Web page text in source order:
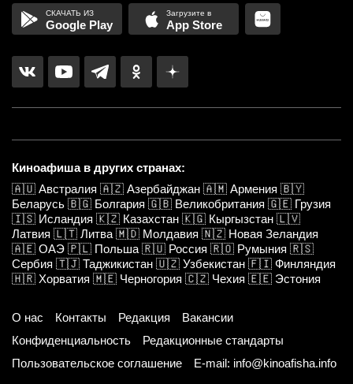
Google Play App Store
Киноафиша в других странах:
🇦🇺 Австралия 🇦🇿 Азербайджан 🇦🇲 Армения 🇧🇾
Беларусь 🇧🇬 Болгария 🇬🇧 Великобритания 🇬🇪 Грузия
🇮🇸 Исландия 🇰🇿 Казахстан 🇰🇬 Кыргызстан 🇱🇻
Латвия 🇱🇹 Литва 🇲🇩 Молдавия 🇳🇿 Новая Зеландия
🇦🇪 ОАЭ 🇵🇱 Польша 🇷🇺 Россия 🇷🇴 Румыния 🇷🇸
Сербия 🇹🇯 Таджикистан 🇺🇿 Узбекистан 🇫🇮 Финляндия
🇭🇷 Хорватия 🇲🇪 Черногория 🇨🇿 Чехия 🇪🇪 Эстония
О нас Контакты Редакция
Вакансии
Конфиденциальность
Редакционные стандарты
Пользовательское соглашение
E-mail: info@kinoafisha.info